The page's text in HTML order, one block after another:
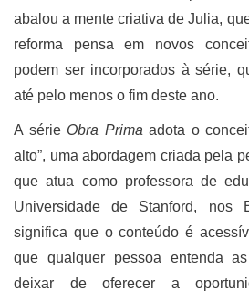
abalou a mente criativa de Julia,
reforma pensa em novos
podem ser incorporados à série,
até pelo menos o fim deste ano.
A série Obra Prima adota o
alto”, uma abordagem criada pela
que atua como professora de
Universidade de Stanford, nos
significa que o conteúdo é
que qualquer pessoa entenda
deixar de oferecer a